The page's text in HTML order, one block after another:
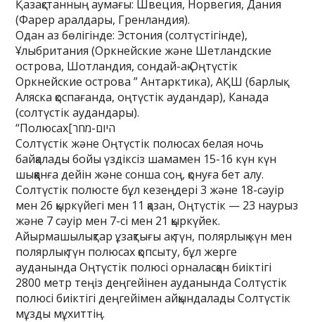
Қазақстанның аумағы: Швеция, Норвегия, Дания
(Фарер аралдары, Гренландия).
Одан аз бөлігінде: Эстония (солтүстігінде),
Ұлыбритания (Оркнейские және Шетландские
острова, Шотландия, сондай-ақ Оңтүстік
Оркнейские острова ” Антарктика), АҚШ (барлық
Аляска қоспағанда, оңтүстік аудандар), Канада
(солтүстік аудандары).
“Полюсах[היום-מחר
Солтүстік және Оңтүстік полюсах белая ночь
байқалады бойы үздіксіз шамамен 15-16 күн күн
шыққанға дейін және сонша соң, қонуға бет алу.
Солтүстік полюсте бұл кезеңдері 3 және 18-сәуір
мен 26 қыркүйегі мен 11 қазан, Оңтүстік — 23 наурыз
және 7 сәуір мен 7-сі мен 21 қыркүйек.
Айырмашылықтар ұзақтығы ақ түн, полярлық күн мен
полярлық түн полюсах қопсыту, бұл жерге
ауданында Оңтүстік полюсі орналасқан биіктігі
2800 метр теңіз деңгейінен ауданында Солтүстік
полюсі биіктігі деңгейімен айқындалады Солтүстік
мұзды мұхиттің.